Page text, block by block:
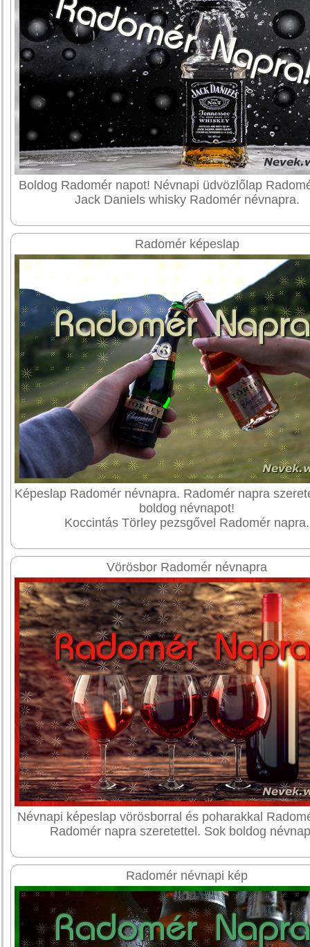
Boldog Radomér napot! Névnapi üdvözlőlap
Jack Daniels whisky Radomér névnapra.
Radomér képeslap
Képeslap Radomér névnapra. Radomér napra
boldog névnapot!
Koccintás Törley pezsgővel Radomér napra.
Vörösbor Radomér névnapra
Névnapi képeslap vörösborral és poharakkal
Radomér napra szeretettel. Sok boldog
Radomér névnapi kép